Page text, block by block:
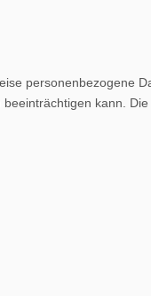
personenbezogene
kann.